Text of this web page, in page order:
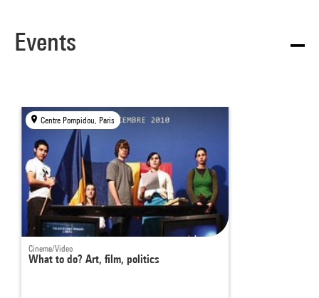
Events
Centre Pompidou, Paris
Cinema/Video
What to do? Art, film, politics